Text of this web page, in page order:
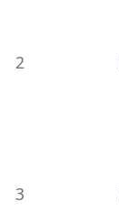
2
3